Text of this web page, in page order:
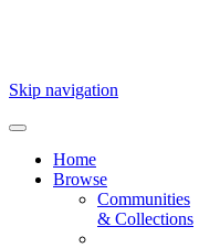
Skip navigation
Home
Browse
Communities
& Collections